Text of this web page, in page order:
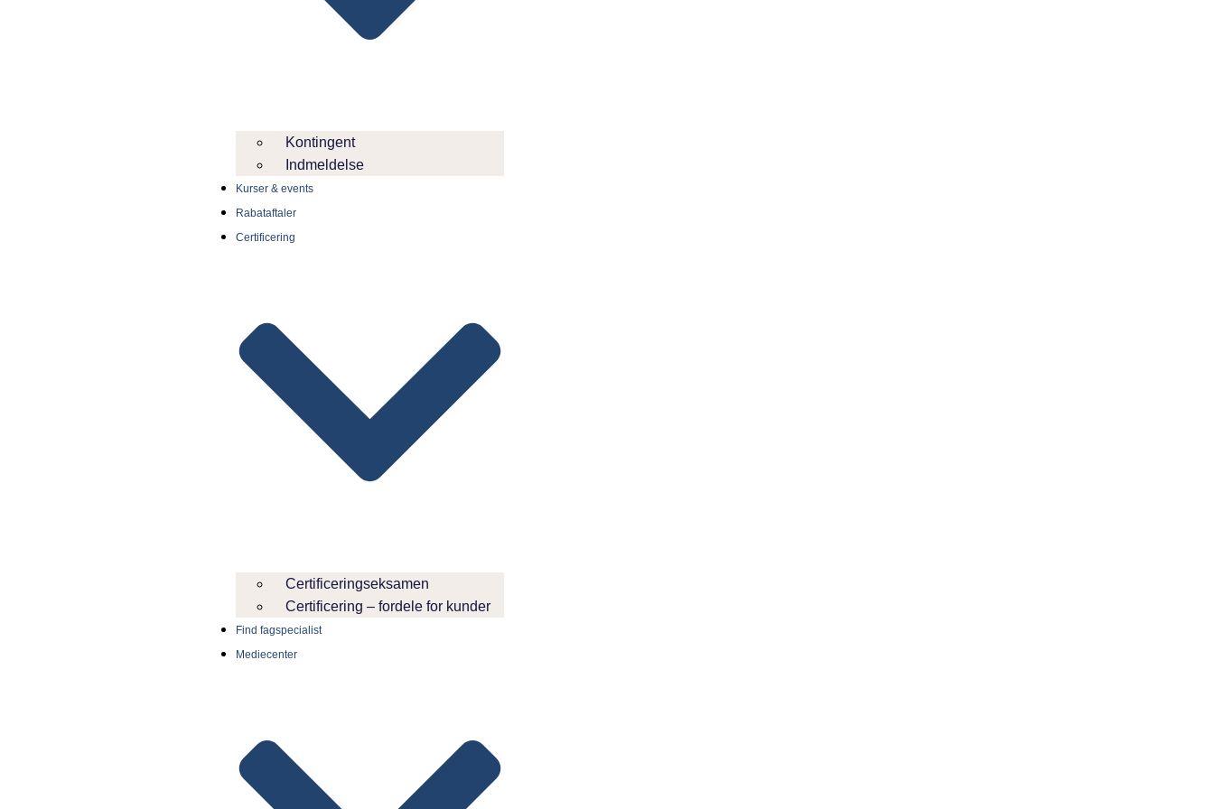
Kontingent
Indmeldelse
Kurser & events
Rabataftaler
Certificering
Certificeringseksamen
Certificering – fordele for kunder
Find fagspecialist
Mediecenter